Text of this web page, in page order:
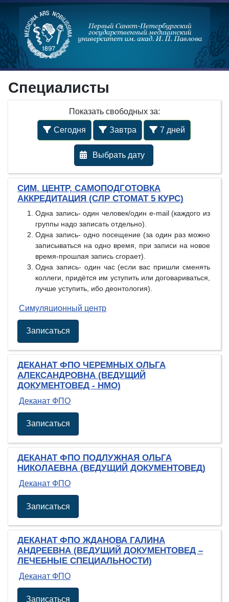
Специалисты
Показать свободных за:
Сегодня Завтра 7 дней
СИМ. ЦЕНТР, САМОПОДГОТОВКА
АККРЕДИТАЦИЯ (СЛР СТОМАТ 5 КУРС)
Одна запись- один человек/один e-mail (каждого из
группы надо записать отдельно).
Одна запись- одно посещение (за один раз можно
записываться на одно время, при записи на новое
время-прошлая запись сгорает).
Одна запись- один час (если вас пришли сменять
коллеги, придётся им уступить или договариваться,
лучше уступить, ибо деонтология).
Симуляционный центр
Записаться
ДЕКАНАТ ФПО ЧЕРЕМНЫХ ОЛЬГА
АЛЕКСАНДРОВНА (ВЕДУЩИЙ
ДОКУМЕНТОВЕД - НМО)
Деканат ФПО
Записаться
ДЕКАНАТ ФПО ПОДЛУЖНАЯ ОЛЬГА
НИКОЛАЕВНА (ВЕДУЩИЙ ДОКУМЕНТОВЕД)
Деканат ФПО
Записаться
ДЕКАНАТ ФПО ЖДАНОВА ГАЛИНА
АНДРЕЕВНА (ВЕДУЩИЙ ДОКУМЕНТОВЕД –
ЛЕЧЕБНЫЕ СПЕЦИАЛЬНОСТИ)
Деканат ФПО
Записаться